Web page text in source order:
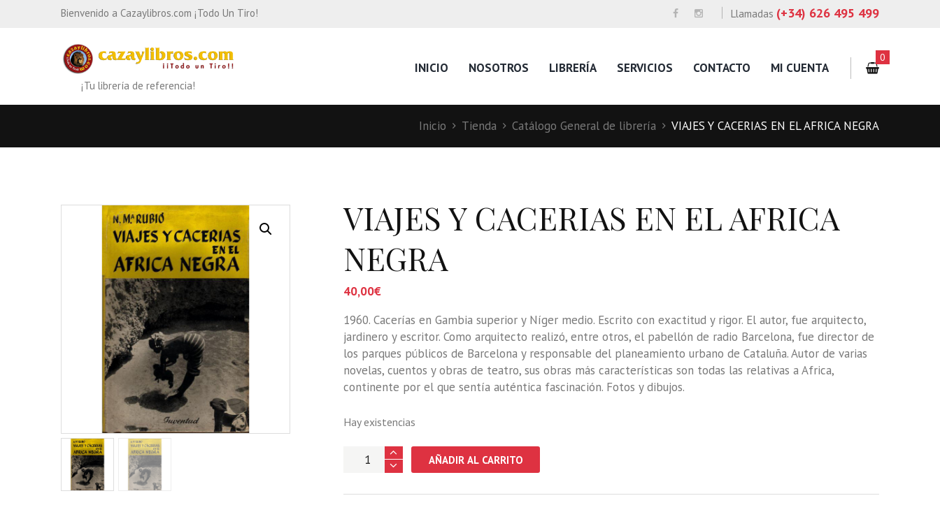
Bienvenido a Cazaylibros.com ¡Todo Un Tiro! Llamadas (+34) 626 495 499
¡Tu librería de referencia!
INICIO NOSOTROS LIBRERÍA SERVICIOS CONTACTO MI CUENTA
0
Inicio Tienda Catálogo General de librería VIAJES Y CACERIAS EN EL AFRICA NEGRA
VIAJES Y CACERIAS EN EL AFRICA
NEGRA
40,00€
1960. Cacerías en Gambia superior y Níger medio. Escrito con exactitud y rigor. El autor, fue arquitecto,
jardinero y escritor. Como arquitecto realizó, entre otros, el pabellón de radio Barcelona, fue director de
los parques públicos de Barcelona y responsable del planeamiento urbano de Cataluña. Autor de varias
novelas, cuentos y obras de teatro, sus obras más características son todas las relativas a Africa,
continente por el que sentía auténtica fascinación. Fotos y dibujos.
Hay existencias
VIAJES
AÑADIR AL CARRITO